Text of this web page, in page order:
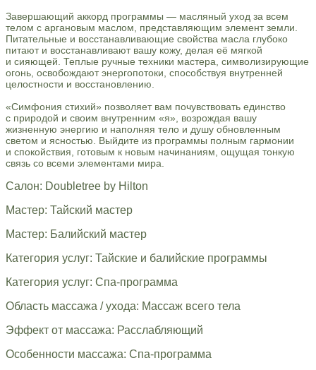
Завершающий аккорд программы — масляный уход за всем
телом с аргановым маслом, представляющим элемент земли.
Питательные и восстанавливающие свойства масла глубоко
питают и восстанавливают вашу кожу, делая её мягкой
и сияющей. Теплые ручные техники мастера, символизирующие
огонь, освобождают энергопотоки, способствуя внутренней
целостности и восстановлению.
«Симфония стихий» позволяет вам почувствовать единство
с природой и своим внутренним «я», возрождая вашу
жизненную энергию и наполняя тело и душу обновленным
светом и ясностью. Выйдите из программы полным гармонии
и спокойствия, готовым к новым начинаниям, ощущая тонкую
связь со всеми элементами мира.
Салон: Doubletree by Hilton
Мастер: Тайский мастер
Мастер: Балийский мастер
Категория услуг: Тайские и балийские программы
Категория услуг: Спа-программа
Область массажа / ухода: Массаж всего тела
Эффект от массажа: Расслабляющий
Особенности массажа: Спа-программа